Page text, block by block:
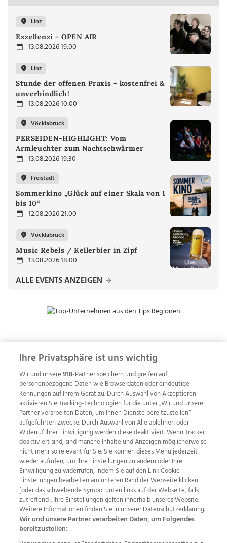
Linz
Exzellenzi - OPEN AIR
13.08.2026 19:00
Linz
Stunde der offenen Praxis - kostenfrei &
unverbindlich!
13.08.2026 10:00
Vöcklabruck
PERSEIDEN-HIGHLIGHT: Vom
Armleuchter zum Nachtschwärmer
13.08.2026 19:30
Freistadt
Sommerkino „Glück auf einer Skala von 1
bis 10“
12.08.2026 21:00
Vöcklabruck
Music Rebels / Kellerbier in Zipf
13.08.2026 18:00
ALLE EVENTS ANZEIGEN
ZUR NACHRICHTENÜBERSICHT
Wir über uns Mediadaten Kontakt
Jobs
Datenschutz
Impressum
AGB Anzeigekunden
AGB Website
Ehrenkodex Politische Werbung
Ihre Privatsphäre ist uns wichtig
Wir und unsere918-Partner speichern und greifen auf
personenbezogene Daten wie Browserdaten oder eindeutige
Kennungen auf Ihrem Gerät zu. Durch Auswahl von Akzeptieren
aktivieren Sie Tracking-Technologien für die unter „Wir und unsere
Partner verarbeiten Daten, um Ihnen Dienste bereitzustellen“
aufgeführten Zwecke. Durch Auswahl von Alle ablehnen oder
Widerruf Ihrer Einwilligung werden diese deaktiviert. Wenn Tracker
deaktiviert sind, sind manche Inhalte und Anzeigen möglicherweise
nicht mehr so relevant für Sie. Sie können dieses Menü jederzeit
wieder aufrufen, um Ihre Einstellungen zu ändern oder Ihre
Einwilligung zu widerrufen, indem Sie auf den Link Cookie
Einstellungen bearbeiten am unteren Rand der Webseite klicken
[oder das schwebende Symbol unten links auf der Webseite, falls
zutreffend]. Ihre Einstellungen gelten innerhalb unseres Website.
Weitere Informationen finden Sie in unserer Datenschutzerklärung.
Wir und unsere Partner verarbeiten Daten, um Folgendes
bereitzustellen: